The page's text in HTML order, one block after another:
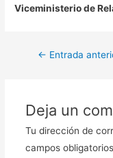
Viceministerio de
entradas
← Entrada
Deja un
Tu dirección de
campos